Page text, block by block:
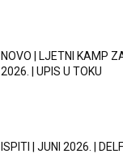
NOVO | LJETNI KAMP
2026. | UPIS U TOKU
ISPITI | JUNI 2026. |